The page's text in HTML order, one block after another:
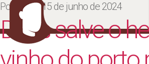
Posted on15 de junho de 2024
Deus salve o